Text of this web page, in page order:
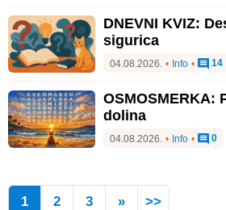
DNEVNI KVIZ:
sigurica
04.08.2026. • Info • 14
OSMOSMERKA:
dolina
04.08.2026. • Info • 0
1 2 3 » >>